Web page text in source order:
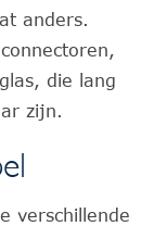
anders.
die lang
zijn.
verschillende